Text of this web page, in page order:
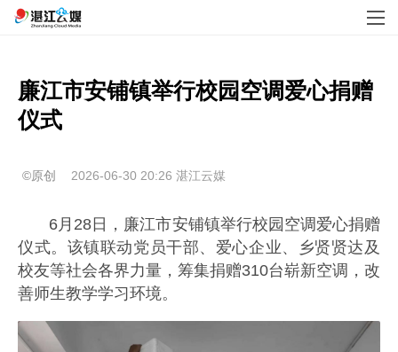
廉江市安铺镇举行校园空调爱心捐赠
仪式
©原创 2026-06-30 20:26 湛江云媒
6月28日，廉江市安铺镇举行校园空调爱心捐赠
仪式。该镇联动党员干部、爱心企业、乡贤贤达及
校友等社会各界力量，筹集捐赠310台崭新空调，改
善师生教学学习环境。